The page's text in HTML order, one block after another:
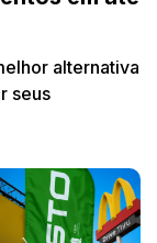
alternativa
seus